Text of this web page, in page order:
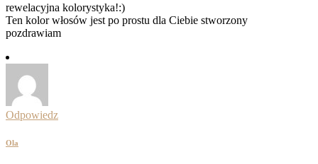
rewelacyjna kolorystyka!:)
Ten kolor włosów jest po prostu dla Ciebie stworzony
pozdrawiam
Odpowiedz
Ola